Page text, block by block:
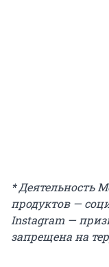
* Деятельность
продуктов —
Instagram —
запрещена на